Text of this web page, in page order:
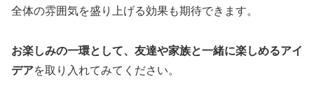
全体の雰囲気を盛り上げる効果も期待できます。
お楽しみの一環として、友達や家族と一緒に楽しめるアイ
デアを取り入れてみてください。